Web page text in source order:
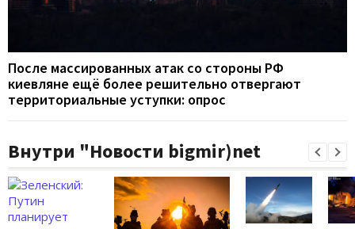
После массированных атак со стороны РФ
киевляне ещё более решительно отвергают
территориальные уступки: опрос
Внутри "Новости bigmir)net